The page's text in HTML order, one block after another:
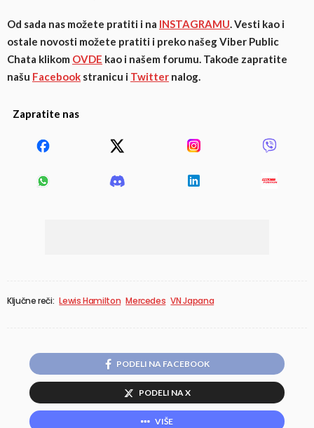
Od sada nas možete pratiti i na INSTAGRAMU. Vesti kao i
ostale novosti možete pratiti i preko našeg Viber Public
Chata klikom OVDE kao i našem forumu. Takođe zapratite
našu Facebook stranicu i Twitter nalog.
Zapratite nas
Ključne reči: Lewis Hamilton Mercedes VN Japana
PODELI NA FACEBOOK
PODELI NA X
VIŠE